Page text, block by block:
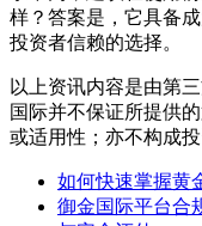
样？答案是，它具备
投资者信赖的选择。
以上资讯内容是由第
国际并不保证所提供
或适用性；亦不构成投
如何快速掌握黄
御金国际平台合